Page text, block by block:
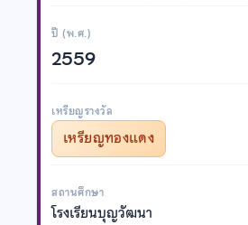
ปี (พ.ศ.)
2559
เหรียญรางวัล
เหรียญทองแดง
สถานศึกษา
โรงเรียนบุญวัฒนา